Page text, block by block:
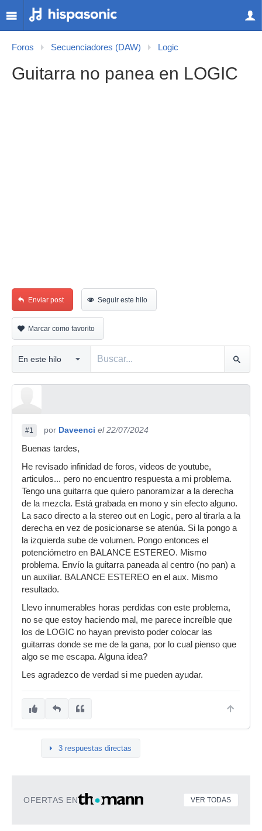
Foros Secuenciadores (DAW) Logic
Guitarra no panea en LOGIC
Enviar post Seguir este hilo
Marcar como favorito
#1 por Daveenci el 22/07/2024
Buenas tardes,
He revisado infinidad de foros, videos de youtube,
articulos... pero no encuentro respuesta a mi problema.
Tengo una guitarra que quiero panoramizar a la derecha
de la mezcla. Está grabada en mono y sin efecto alguno.
La saco directo a la stereo out en Logic, pero al tirarla a la
derecha en vez de posicionarse se atenúa. Si la pongo a
la izquierda sube de volumen. Pongo entonces el
potenciómetro en BALANCE ESTEREO. Mismo
problema. Envío la guitarra paneada al centro (no pan) a
un auxiliar. BALANCE ESTEREO en el aux. Mismo
resultado.
Llevo innumerables horas perdidas con este problema,
no se que estoy haciendo mal, me parece increíble que
los de LOGIC no hayan previsto poder colocar las
guitarras donde se me de la gana, por lo cual pienso que
algo se me escapa. Alguna idea?
Les agradezco de verdad si me pueden ayudar.
3 respuestas directas
OFERTAS EN VER TODAS